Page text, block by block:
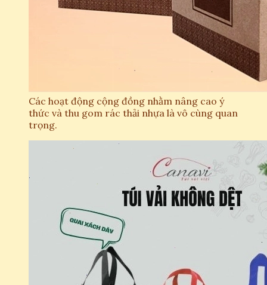
Các hoạt động cộng đồng nhằm nâng cao ý
thức và thu gom rác thải nhựa là vô cùng quan
trọng.